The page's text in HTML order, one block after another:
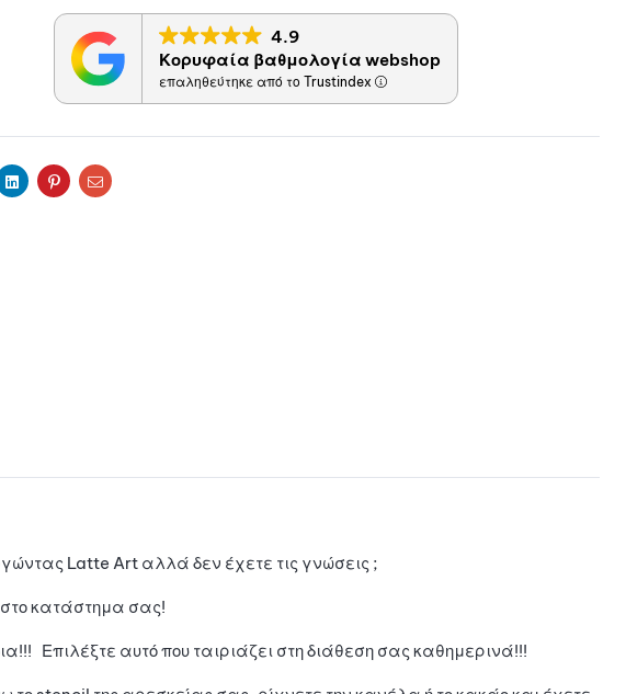
ήκη
στη
4.9
Κορυφαία βαθμολογία webshop
επαληθεύτηκε από το Trustindex
LinkedinPinterestEmail
Latte Art αλλά δεν έχετε τις γνώσεις ;
κατάστημα σας!
Επιλέξτε αυτό που ταιριάζει στη διάθεση σας καθημερινά!!!